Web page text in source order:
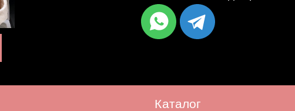
Каталог